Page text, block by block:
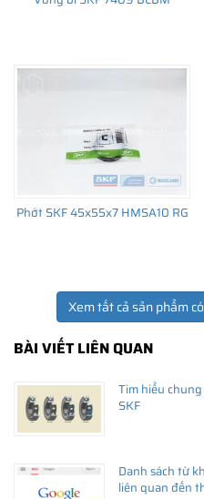
Vòng bi SKF chính hãng,
Xuất xứ vòng bi SKF chính hãng ở
Chất lượng vòng bi SKF chính hãng
Phớt SKF 45x55x7 HMSA10 RG
Xem tất cả sản phẩm
BÀI VIẾT LIÊN QUAN
Tìm hiểu
SKF
Danh sách từ
liên quan đến